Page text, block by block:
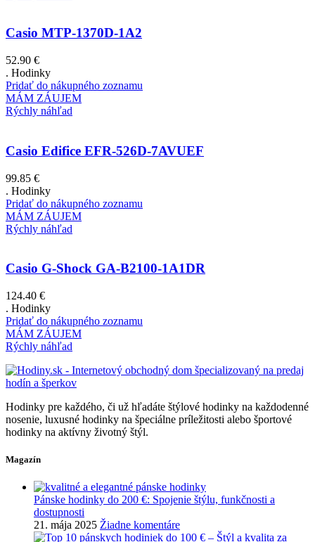
Casio MTP-1370D-1A2
52.90 €
. Hodinky
Pridať do nákupného zoznamu
MÁM ZÁUJEM
Rýchly náhľad
Casio Edifice EFR-526D-7AVUEF
99.85 €
. Hodinky
Pridať do nákupného zoznamu
MÁM ZÁUJEM
Rýchly náhľad
Casio G-Shock GA-B2100-1A1DR
124.40 €
. Hodinky
Pridať do nákupného zoznamu
MÁM ZÁUJEM
Rýchly náhľad
Hodinky pre každého, či už hľadáte štýlové hodinky na každodenné
nosenie, luxusné hodinky na špeciálne príležitosti alebo športové
hodinky na aktívny životný štýl.
Magazín
Pánske hodinky do 200 €: Spojenie štýlu, funkčnosti a
dostupnosti
21. mája 2025 Žiadne komentáre